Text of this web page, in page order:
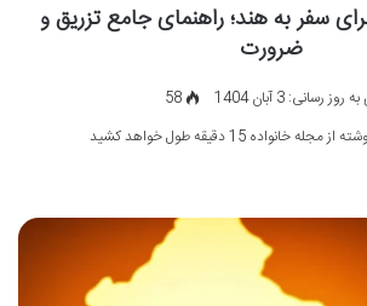
سفر به هند؛ راهنمای جامع تزریق و
ضرورت
رسانی: 3 آبان 1404
58
خانواده 15 دقیقه طول خواهد کشید